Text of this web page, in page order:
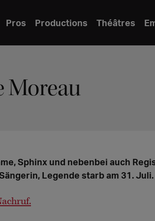
Pros Productions Théâtres
Moreau
Sphinx und nebenbei auch
Legende starb am 31. Juli.